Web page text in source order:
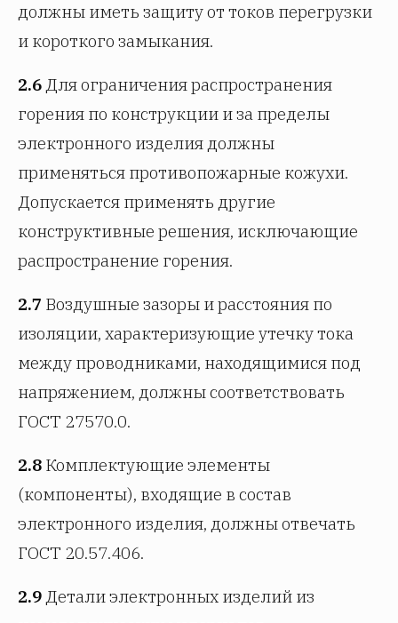
должны иметь защиту от токов перегрузки
и короткого замыкания.
2.6Для ограничения распространения
горения по конструкции и за пределы
электронного изделия должны
применяться противопожарные кожухи.
Допускается применять другие
конструктивные решения, исключающие
распространение горения.
2.7 Воздушные зазоры и расстояния по
изоляции, характеризующие утечку тока
между проводниками, находящимися под
напряжением, должны соответствовать
ГОСТ 27570.0.
2.8 Комплектующие элементы
(компоненты), входящие в состав
электронного изделия, должны отвечать
ГОСТ 20.57.406.
2.9Детали электронных изделий из